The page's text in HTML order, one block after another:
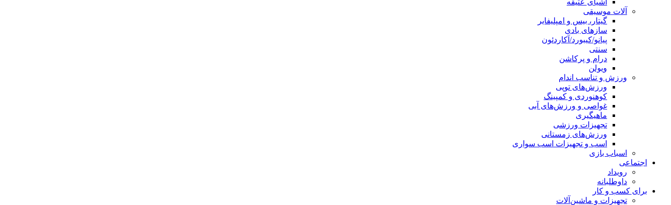
اشیای عتیقه
آلات موسیقی
گیتار، بیس و امپلیفایر
سازهای بادی
پیانو/کیبورد/آکاردئون
سنتی
درام و پرکاشن
ویولن
ورزش و تناسب اندام
ورزش‌های توپی
کوهنوردی و کمپینگ
غواصی و ورزش‌های آبی
ماهیگیری
تجهیزات ورزشی
ورزش‌های زمستانی
اسب و تجهیزات اسب سواری
اسباب‌ بازی
اجتماعی
رویداد
داوطلبانه
برای کسب و کار
تجهیزات و ماشین‌آلات